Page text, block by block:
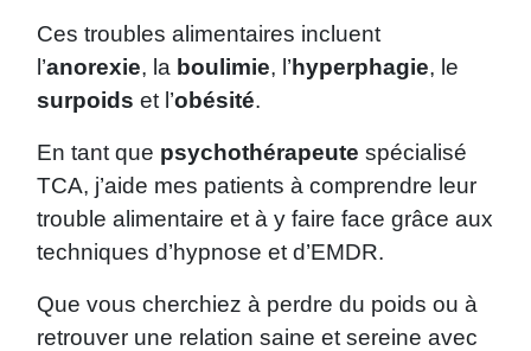
Ces troubles alimentaires incluent
l’anorexie, la boulimie, l’hyperphagie, le
surpoids et l’obésité.
En tant que psychothérapeute spécialisé
TCA, j’aide mes patients à comprendre leur
trouble alimentaire et à y faire face grâce aux
techniques d’hypnose et d’EMDR.
Que vous cherchiez à perdre du poids ou à
retrouver une relation saine et sereine avec